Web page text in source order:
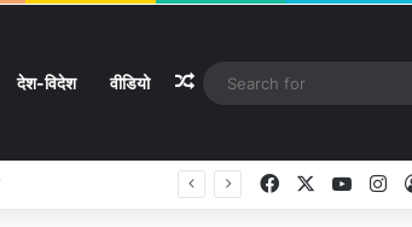
देश-विदेश वीडियो Random Article
Facebook